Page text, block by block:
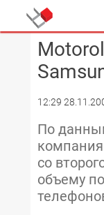
12:29
По
со
объему